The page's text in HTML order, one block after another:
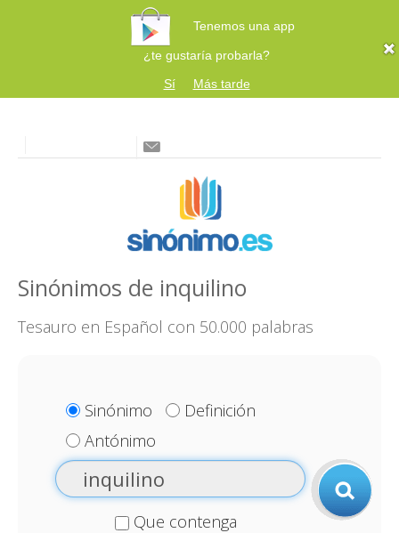
Tenemos una app
¿te gustaría probarla?
Sí
Más tarde
Sinónimos de inquilino
Tesauro en Español con 50.000 palabras
Sinónimo
Definición
Antónimo
Que contenga